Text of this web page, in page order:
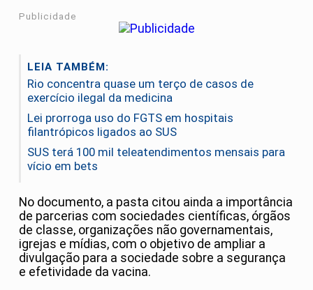
Publicidade
LEIA TAMBÉM:
Rio concentra quase um terço de casos de
exercício ilegal da medicina
Lei prorroga uso do FGTS em hospitais
filantrópicos ligados ao SUS
SUS terá 100 mil teleatendimentos mensais para
vício em bets
No documento, a pasta citou ainda a importância
de parcerias com sociedades científicas, órgãos
de classe, organizações não governamentais,
igrejas e mídias, com o objetivo de ampliar a
divulgação para a sociedade sobre a segurança
e efetividade da vacina.